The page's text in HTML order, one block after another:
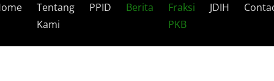
Tentang
Kami
PPID Berita
Fraksi
PKB
JDIH